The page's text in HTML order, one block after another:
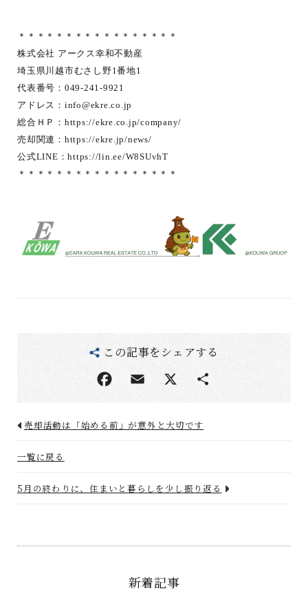
＊＊＊＊＊＊＊＊＊＊＊＊＊＊＊＊＊
株式会社 アークス幸和不動産
埼玉県川越市むさし野1番地1
代表番号：049-241-9921
アドレス： info@ekre.co.jp
総合ＨＰ： https://ekre.co.jp/company/
売却関連： https://ekre.jp/news/
公式LINE：https://lin.ee/W8SUvhT
＊＊＊＊＊＊＊＊＊＊＊＊＊＊＊＊＊
この記事をシェアする
売却活動は「始める前」が意外と大切です
一覧に戻る
5月の終わりに、住まいと暮らしを少し振り返る
新着記事